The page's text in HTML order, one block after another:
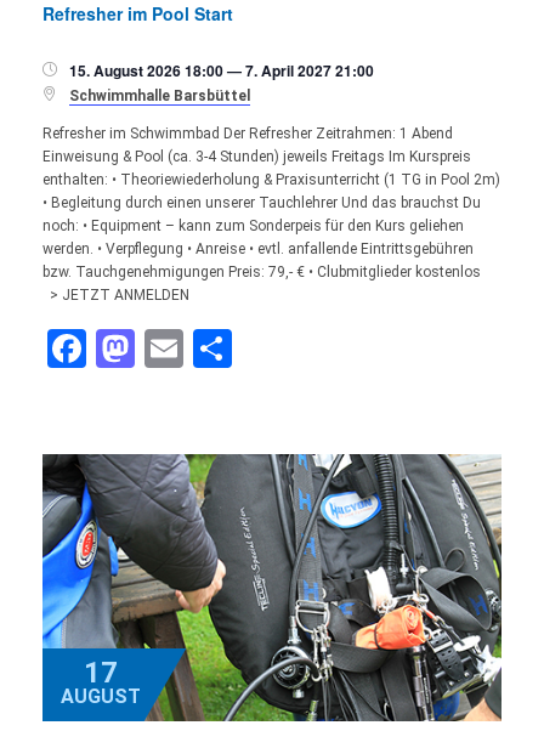
Refresher im Pool Start
 15. August 2026 18:00 — 7. April 2027 21:00
 Schwimmhalle Barsbüttel
Refresher im Schwimmbad Der Refresher Zeitrahmen: 1 Abend
Einweisung & Pool (ca. 3-4 Stunden) jeweils Freitags Im Kurspreis
enthalten: • Theoriewiederholung & Praxisunterricht (1 TG in Pool 2m)
• Begleitung durch einen unserer Tauchlehrer Und das brauchst Du
noch: • Equipment – kann zum Sonderpeis für den Kurs geliehen
werden. • Verpflegung • Anreise • evtl. anfallende Eintrittsgebühren
bzw. Tauchgenehmigungen Preis: 79,- € • Clubmitglieder kostenlos
> JETZT ANMELDEN
Facebook
Mastodon
Email
17
AUGUST